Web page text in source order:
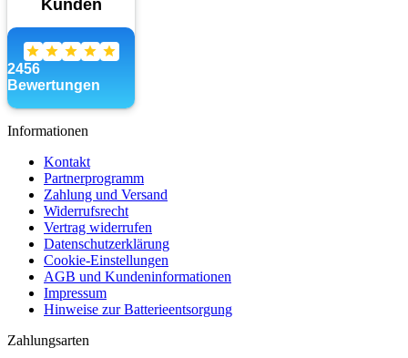
Informationen
Kontakt
Partnerprogramm
Zahlung und Versand
Widerrufsrecht
Vertrag widerrufen
Datenschutzerklärung
Cookie-Einstellungen
AGB und Kundeninformationen
Impressum
Hinweise zur Batterieentsorgung
Zahlungsarten